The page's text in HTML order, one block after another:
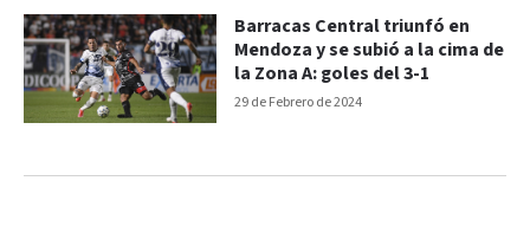
29 de Febrero de 2024
Barracas Central triunfó en
Mendoza y se subió a la cima de
la Zona A: goles del 3-1